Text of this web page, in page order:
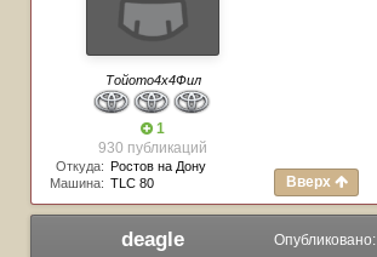
Тойото4х4Фил
1
930 публикаций
Откуда: Ростов на Дону
Машина: TLC 80 Вверх
deagle Опубликовано: